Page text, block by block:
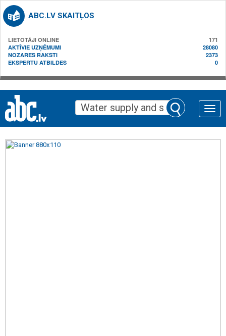
ABC.LV SKAITĻOS
LIETOTĀJI ONLINE
171
AKTĪVIE UZŅĒMUMI
28080
NOZARES RAKSTI
2373
EKSPERTU ATBILDES
0
Toggle